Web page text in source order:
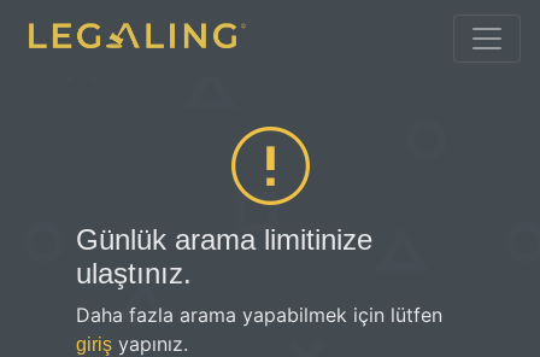
Günlük arama limitinize
ulaştınız.
Daha fazla arama yapabilmek için lütfen
giriş yapınız.